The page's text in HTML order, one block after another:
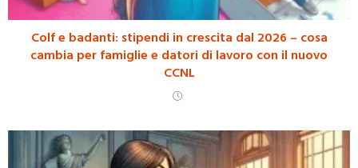
Colf e badanti: stipendi in crescita dal 2026 – cosa
cambia per famiglie e datori di lavoro con il nuovo
CCNL